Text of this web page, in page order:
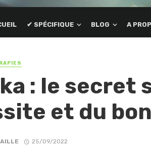
✔ SPÉCIFIQUE BLOG A
: le secret
et du
25/09/2022